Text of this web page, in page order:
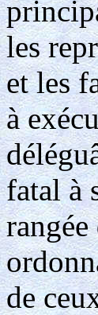
les
et les
à
fatal à
de